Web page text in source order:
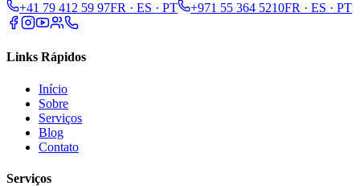
+41 79 412 59 97FR · ES · PT +971 55 364 5210FR · ES · PT
Links Rápidos
Início
Sobre
Serviços
Blog
Contato
Serviços